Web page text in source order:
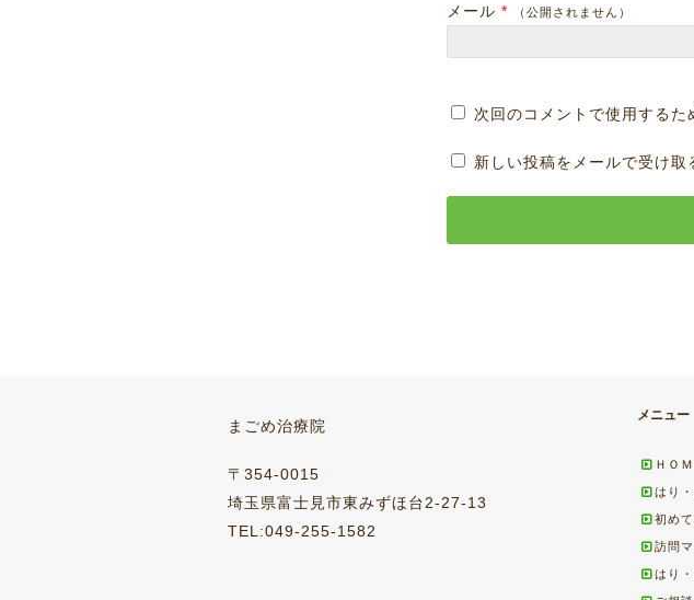
メール * （公開されません）
次回のコメントで使用するた
新しい投稿をメールで受け取
まごめ治療院
〒354-0015
埼玉県富士見市東みずほ台2-27-13
TEL:049-255-1582
メニュー
ＨＯＭ
はり
初め
訪問
はり